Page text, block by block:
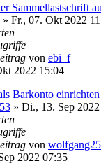
Sammellastschrift
» Fr., 07. Okt 2022
von ebi_f
2022 15:04
Barkonto einrichten
» Di., 13. Sep
von
2022 07:35